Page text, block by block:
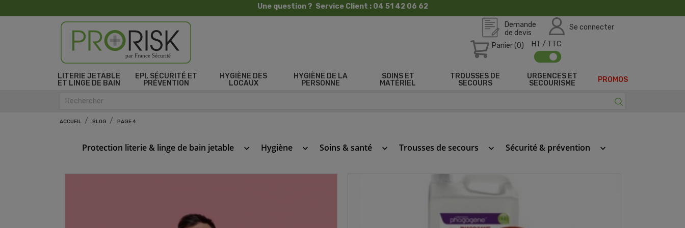
Une question ? Service Client : 04 51 42 06 62
par France Sécurité
Demande
de devis
Se connecter
Panier (0) HT / TTC
LITERIE JETABLE
ET LINGE DE BAIN
EPI, SÉCURITÉ ET
PRÉVENTION
HYGIÈNE DES
LOCAUX
HYGIÈNE DE LA
PERSONNE
SOINS ET
MATÉRIEL
TROUSSES DE
SECOURS
URGENCES ET
SECOURISME
PROMOS
ACCUEIL BLOG PAGE 4
Protection literie & linge de bain jetable keyboard_arrow_down Hygiène keyboard_arrow_down Soins & santé keyboard_arrow_down Trousses de secours keyboard_arrow_down Sécurité & prévention keyboard_arrow_down